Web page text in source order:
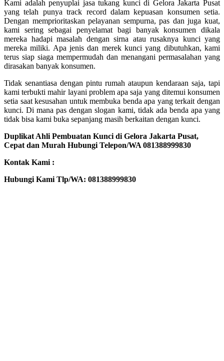
Kami adalah penyuplai jasa tukang kunci di Gelora Jakarta Pusat
yang telah punya track record dalam kepuasan konsumen setia.
Dengan memprioritaskan pelayanan sempurna, pas dan juga kuat,
kami sering sebagai penyelamat bagi banyak konsumen dikala
mereka hadapi masalah dengan sirna atau rusaknya kunci yang
mereka miliki. Apa jenis dan merek kunci yang dibutuhkan, kami
terus siap siaga mempermudah dan menangani permasalahan yang
dirasakan banyak konsumen.
Tidak senantiasa dengan pintu rumah ataupun kendaraan saja, tapi
kami terbukti mahir layani problem apa saja yang ditemui konsumen
setia saat kesusahan untuk membuka benda apa yang terkait dengan
kunci. Di mana pas dengan slogan kami, tidak ada benda apa yang
tidak bisa kami buka sepanjang masih berkaitan dengan kunci.
Duplikat Ahli Pembuatan Kunci di Gelora Jakarta Pusat,
Cepat dan Murah Hubungi Telepon/WA 081388999830
Kontak Kami :
Hubungi Kami Tlp/WA: 081388999830